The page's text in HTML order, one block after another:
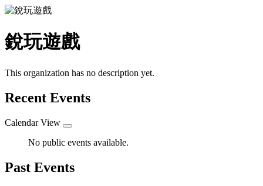
銳玩遊戲
This organization has no description yet.
Recent Events
Calendar View
No public events available.
Past Events